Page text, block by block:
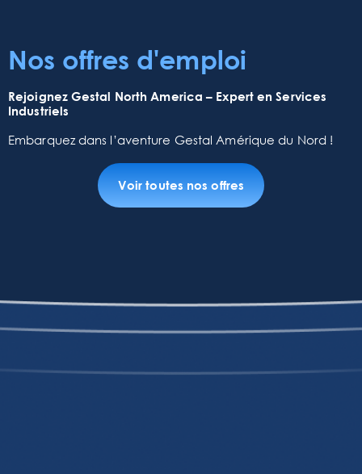
Nos offres d'emploi
Rejoignez Gestal North America – Expert en Services
Industriels
Embarquez dans l’aventure Gestal Amérique du Nord !
Voir toutes nos offres